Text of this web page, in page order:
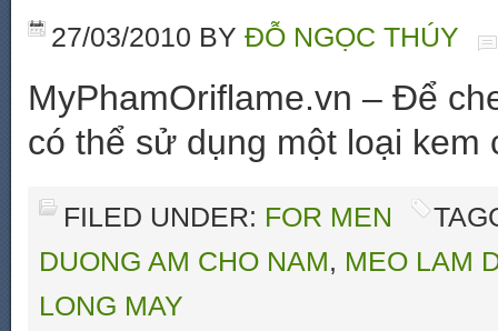
27/03/2010 BY ĐỖ NGỌC THÚY
MyPhamOriflame.vn – Để
có thể sử dụng một loại
FILED UNDER: FOR MEN
DUONG AM CHO NAM, MEO LAM
LONG MAY